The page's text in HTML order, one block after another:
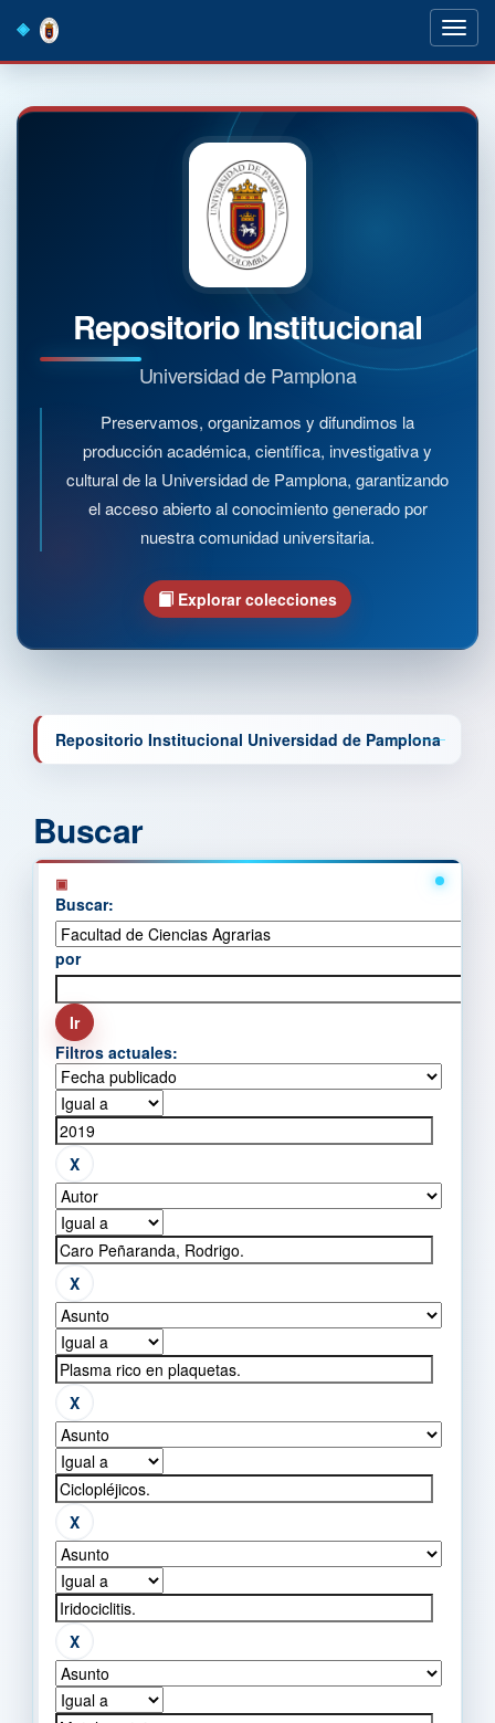
navigation
Repositorio Institucional
Universidad de Pamplona
Preservamos, organizamos y difundimos la
producción académica, científica, investigativa y
cultural de la Universidad de Pamplona, garantizando
el acceso abierto al conocimiento generado por
nuestra comunidad universitaria.
Explorar colecciones
Repositorio Institucional Universidad de Pamplona
Buscar
Buscar:
por
Filtros actuales: